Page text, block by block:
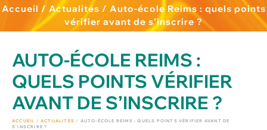
Accueil / Actualités / Auto-école Reims : quels points
vérifier avant de s’inscrire ?
AUTO-ÉCOLE REIMS :
QUELS POINTS VÉRIFIER
AVANT DE S’INSCRIRE ?
ACCUEIL /ACTUALITÉS /
AUTO-ÉCOLE REIMS : QUELS POINTS VÉRIFIER AVANT DE
S’INSCRIRE ?